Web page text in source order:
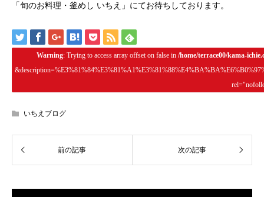
「旬のお料理・釜めし いちえ」にてお待ちしております。
Warning: Trying to access array offset on false in /home/terrace00/kama-
いちえブログ